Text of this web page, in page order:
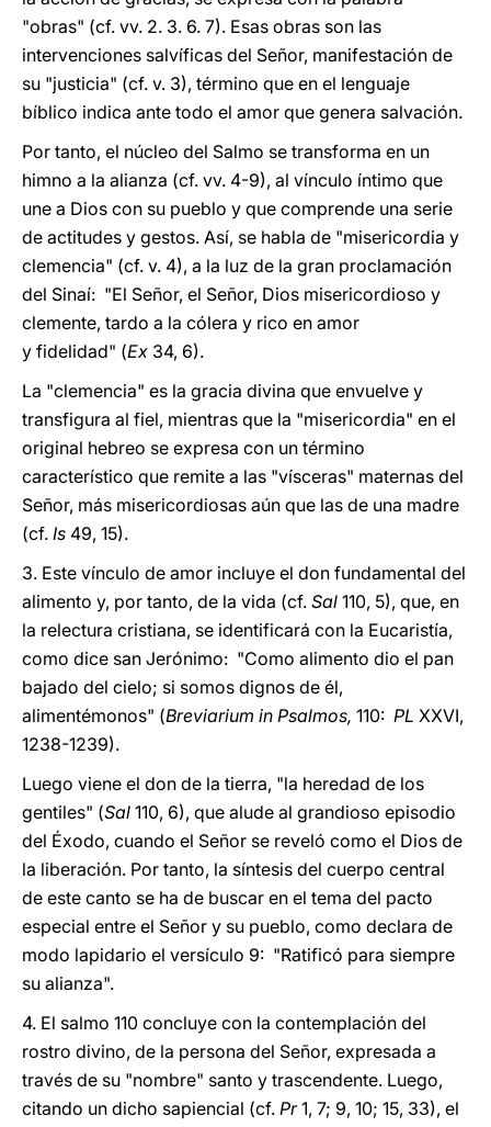
"obras" (cf. vv. 2. 3. 6. 7). Esas obras son las
intervenciones salvíficas del Señor, manifestación de
su "justicia" (cf. v. 3), término que en el lenguaje
bíblico indica ante todo el amor que genera salvación.
Por tanto, el núcleo del Salmo se transforma en un
himno a la alianza (cf. vv. 4-9), al vínculo íntimo que
une a Dios con su pueblo y que comprende una serie
de actitudes y gestos. Así, se habla de "misericordia y
clemencia" (cf. v. 4), a la luz de la gran proclamación
del Sinaí: "El Señor, el Señor, Dios misericordioso y
clemente, tardo a la cólera y rico en amor
y fidelidad" (Ex 34, 6).
La "clemencia" es la gracia divina que envuelve y
transfigura al fiel, mientras que la "misericordia" en el
original hebreo se expresa con un término
característico que remite a las "vísceras" maternas del
Señor, más misericordiosas aún que las de una madre
(cf. Is 49, 15).
3. Este vínculo de amor incluye el don fundamental del
alimento y, por tanto, de la vida (cf. Sal 110, 5), que, en
la relectura cristiana, se identificará con la Eucaristía,
como dice san Jerónimo: "Como alimento dio el pan
bajado del cielo; si somos dignos de él,
alimentémonos" (Breviarium in Psalmos, 110: PL XXVI,
1238-1239).
Luego viene el don de la tierra, "la heredad de los
gentiles" (Sal 110, 6), que alude al grandioso episodio
del Éxodo, cuando el Señor se reveló como el Dios de
la liberación. Por tanto, la síntesis del cuerpo central
de este canto se ha de buscar en el tema del pacto
especial entre el Señor y su pueblo, como declara de
modo lapidario el versículo 9: "Ratificó para siempre
su alianza".
4. El salmo 110 concluye con la contemplación del
rostro divino, de la persona del Señor, expresada a
través de su "nombre" santo y trascendente. Luego,
citando un dicho sapiencial (cf. Pr1, 7; 9, 10; 15, 33), el